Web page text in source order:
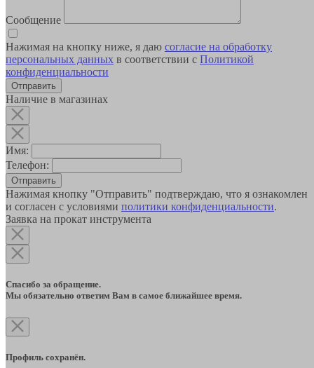
Сообщение
Нажимая на кнопку ниже, я даю согласие на обработку
персональных данных в соответствии с Политикой
конфиденциальности
Наличие в магазинах
Имя:
Телефон:
Отправить
Нажимая кнопку "Отправить" подтверждаю, что я ознакомлен
и согласен с условиями политики конфиденциальности.
Заявка на прокат инструмента
Спасибо за обращение.
Мы обязательно ответим Вам в самое ближайшее время.
Профиль сохранён.